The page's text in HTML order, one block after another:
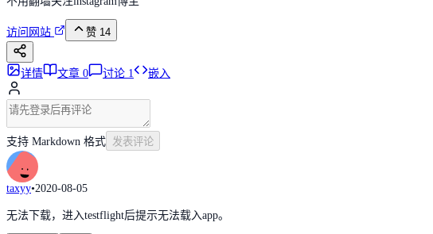
访问网站 赞 14
详情 文章 0 讨论 1 嵌入
支持 Markdown 格式 发表评论
taxyy•2020-08-05
无法下载，进入testflight后提示无法载入app。